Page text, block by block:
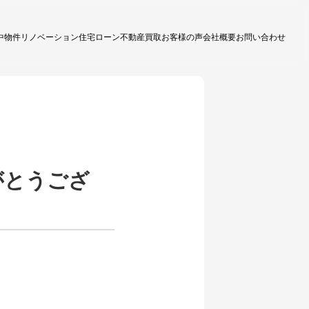
物件リノベーション住宅ローン不動産買取お客様の声会社概要お問い合わせ
うござ